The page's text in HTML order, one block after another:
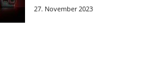
27. November 2023